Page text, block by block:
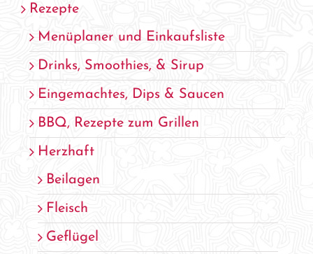
Rezepte
Menüplaner und Einkaufsliste
Drinks, Smoothies, & Sirup
Eingemachtes, Dips & Saucen
BBQ, Rezepte zum Grillen
Herzhaft
Beilagen
Fleisch
Geflügel